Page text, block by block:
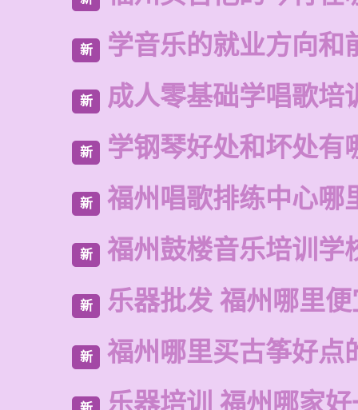
新 学音乐的就业方向和
新 成人零基础学唱歌培
新 学钢琴好处和坏处有
新 福州唱歌排练中心哪
新 福州鼓楼音乐培训学
新 乐器批发 福州哪里
新 福州哪里买古筝好点
乐器培训 福州哪家